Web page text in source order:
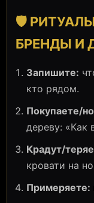
🛡️
БРЕНДЫ И
Запишите:
кто рядом.
Покупаете/
дереву: «Как
Крадут/
кровати на
Примеряете: